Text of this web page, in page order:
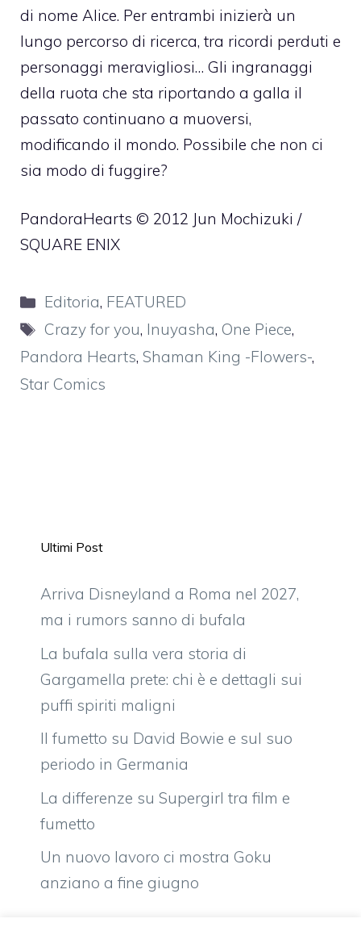
di nome Alice. Per entrambi inizierà un
lungo percorso di ricerca, tra ricordi perduti e
personaggi meravigliosi… Gli ingranaggi
della ruota che sta riportando a galla il
passato continuano a muoversi,
modificando il mondo. Possibile che non ci
sia modo di fuggire?
PandoraHearts © 2012 Jun Mochizuki /
SQUARE ENIX
Categorie
Editoria, FEATURED
Tag
Crazy for you, Inuyasha, One Piece,
Pandora Hearts, Shaman King -Flowers-,
Star Comics
Ultimi Post
Arriva Disneyland a Roma nel 2027,
ma i rumors sanno di bufala
La bufala sulla vera storia di
Gargamella prete: chi è e dettagli sui
puffi spiriti maligni
Il fumetto su David Bowie e sul suo
periodo in Germania
La differenze su Supergirl tra film e
fumetto
Un nuovo lavoro ci mostra Goku
anziano a fine giugno